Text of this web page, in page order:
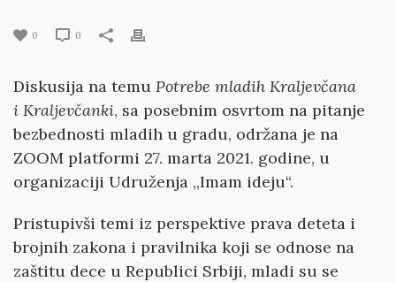
0 0
Diskusija na temu Potrebe mladih Kraljevčana
i Kraljevčanki, sa posebnim osvrtom na pitanje
bezbednosti mladih u gradu, održana je na
ZOOM platformi 27. marta 2021. godine, u
organizaciji Udruženja ,,Imam ideju“.
Pristupivši temi iz perspektive prava deteta i
brojnih zakona i pravilnika koji se odnose na
zaštitu dece u Republici Srbiji, mladi su se